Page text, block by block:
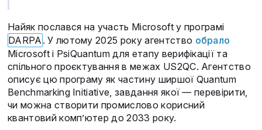
Найяк послався на участь Microsoft у програмі
DARPA . У лютому 2025 року агентство обрало
Microsoft і PsiQuantum для етапу верифікації та
спільного проєктування в межах US2QC. Агентство
описує цю програму як частину ширшої Quantum
Benchmarking Initiative, завдання якої — перевірити,
чи можна створити промислово корисний
квантовий комп’ютер до 2033 року.